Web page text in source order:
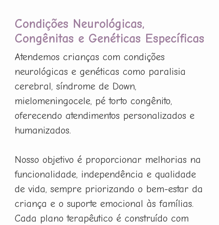
Condições Neurológicas,
Congênitas e Genéticas Específicas
Atendemos crianças com condições
neurológicas e genéticas como paralisia
cerebral, síndrome de Down,
mielomeningocele, pé torto congênito,
oferecendo atendimentos personalizados e
humanizados.
Nosso objetivo é proporcionar melhorias na
funcionalidade, independência e qualidade
de vida, sempre priorizando o bem-estar da
criança e o suporte emocional às famílias.
Cada plano terapêutico é construído com